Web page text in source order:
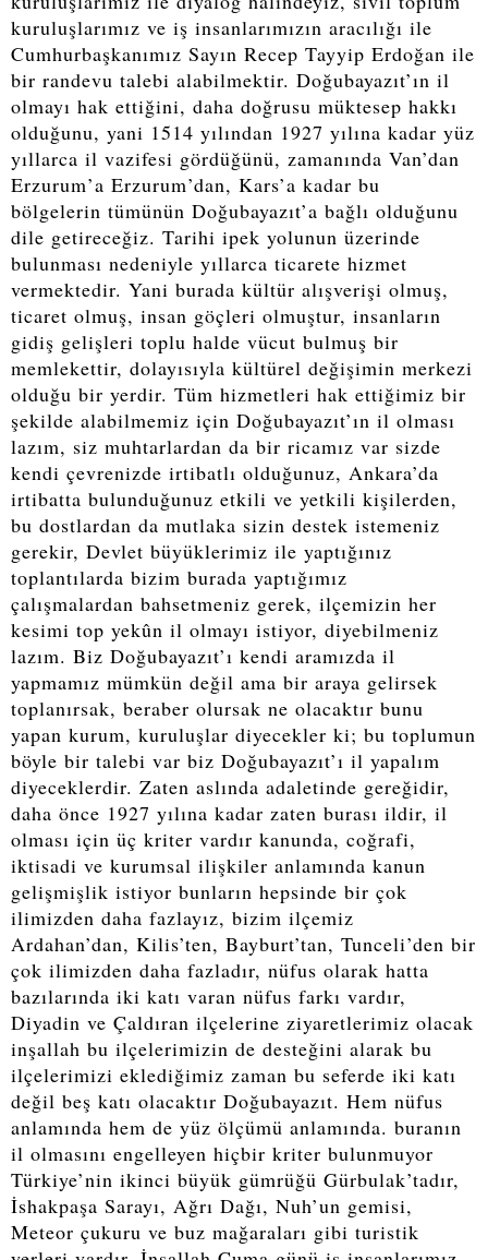
kuruluşlarımız ve iş insanlarımızın aracılığı ile
Cumhurbaşkanımız Sayın Recep Tayyip Erdoğan ile
bir randevu talebi alabilmektir. Doğubayazıt’ın il
olmayı hak ettiğini, daha doğrusu müktesep hakkı
olduğunu, yani 1514 yılından 1927 yılına kadar yüz
yıllarca il vazifesi gördüğünü, zamanında Van’dan
Erzurum’a Erzurum’dan, Kars’a kadar bu
bölgelerin tümünün Doğubayazıt’a bağlı olduğunu
dile getireceğiz. Tarihi ipek yolunun üzerinde
bulunması nedeniyle yıllarca ticarete hizmet
vermektedir. Yani burada kültür alışverişi olmuş,
ticaret olmuş, insan göçleri olmuştur, insanların
gidiş gelişleri toplu halde vücut bulmuş bir
memlekettir, dolayısıyla kültürel değişimin merkezi
olduğu bir yerdir. Tüm hizmetleri hak ettiğimiz bir
şekilde alabilmemiz için Doğubayazıt’ın il olması
lazım, siz muhtarlardan da bir ricamız var sizde
kendi çevrenizde irtibatlı olduğunuz, Ankara’da
irtibatta bulunduğunuz etkili ve yetkili kişilerden,
bu dostlardan da mutlaka sizin destek istemeniz
gerekir, Devlet büyüklerimiz ile yaptığınız
toplantılarda bizim burada yaptığımız
çalışmalardan bahsetmeniz gerek, ilçemizin her
kesimi top yekûn il olmayı istiyor, diyebilmeniz
lazım. Biz Doğubayazıt’ı kendi aramızda il
yapmamız mümkün değil ama bir araya gelirsek
toplanırsak, beraber olursak ne olacaktır bunu
yapan kurum, kuruluşlar diyecekler ki; bu toplumun
böyle bir talebi var biz Doğubayazıt’ı il yapalım
diyeceklerdir. Zaten aslında adaletinde gereğidir,
daha önce 1927 yılına kadar zaten burası ildir, il
olması için üç kriter vardır kanunda, coğrafi,
iktisadi ve kurumsal ilişkiler anlamında kanun
gelişmişlik istiyor bunların hepsinde bir çok
ilimizden daha fazlayız, bizim ilçemiz
Ardahan’dan, Kilis’ten, Bayburt’tan, Tunceli’den bir
çok ilimizden daha fazladır, nüfus olarak hatta
bazılarında iki katı varan nüfus farkı vardır,
Diyadin ve Çaldıran ilçelerine ziyaretlerimiz olacak
inşallah bu ilçelerimizin de desteğini alarak bu
ilçelerimizi eklediğimiz zaman bu seferde iki katı
değil beş katı olacaktır Doğubayazıt. Hem nüfus
anlamında hem de yüz ölçümü anlamında. buranın
il olmasını engelleyen hiçbir kriter bulunmuyor
Türkiye’nin ikinci büyük gümrüğü Gürbulak’tadır,
İshakpaşa Sarayı, Ağrı Dağı, Nuh’un gemisi,
Meteor çukuru ve buz mağaraları gibi turistik